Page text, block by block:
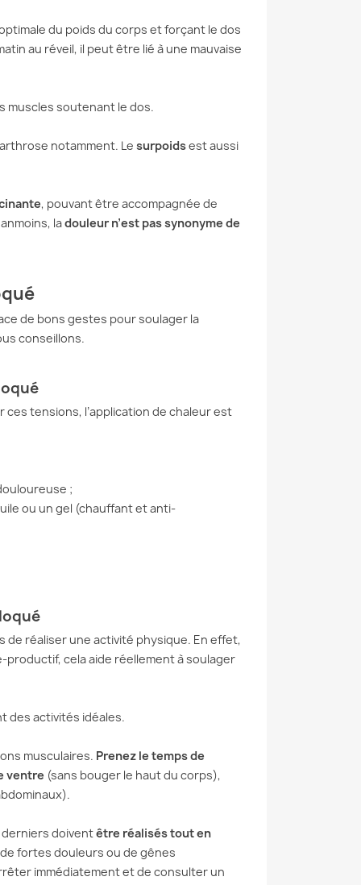
AVEC LA
MCKENZIE
une solution...
MEILLEURS EXERCICES
ET COMMENT LES
RÉALISER
souplesse de votre...
du poids du corps et forçant le dos
au réveil, il peut être lié à une mauvaise
muscles soutenant le dos.
notamment. Le surpoidsest aussi
, pouvant être accompagnée de
ladouleur n’est pas synonyme de
de bons gestes pour soulager la
conseillons.
ces tensions, l’application de chaleur est
;
ou un gel (chauffant et anti-
de réaliser une activité physique. En effet,
productif, cela aide réellement à soulager
des activités idéales.
musculaires. Prenez le temps de
ventre (sans bouger le haut du corps),
derniers doiventêtre réalisés tout en
de fortes douleurs ou de gênes
immédiatement et de consulter un